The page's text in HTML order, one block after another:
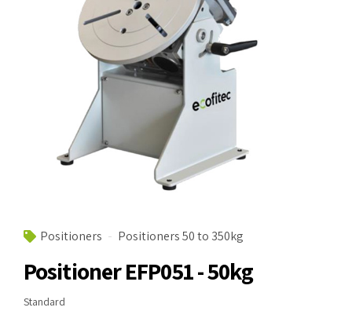
Positioners Positioners 50 to 350kg
Positioner EFP051 - 50kg
Standard